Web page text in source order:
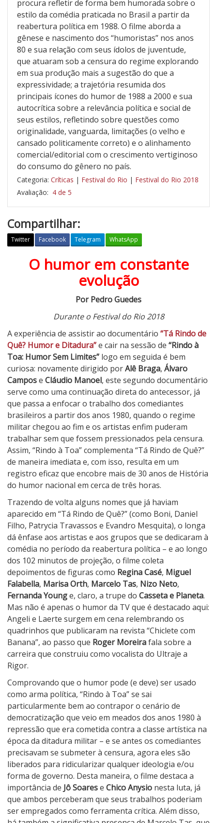
procura refletir de forma bem humorada sobre o
estilo da comédia praticada no Brasil a partir da
reabertura política em 1988. O filme aborda a
gênese e nascimento dos “humoristas” nos anos
80 e sua relação com seus ídolos de juventude,
que atuaram sob a censura do regime explorando
em sua produção mais a sugestão do que a
expressividade; a trajetória resumida dos
principais ícones do humor de 1988 a 2000 e sua
autocrítica sobre a relevância política e social de
seus estilos, refletindo sobre questões como
originalidade, vanguarda, limitações (o velho e
cansado politicamente correto) e o alinhamento
comercial/editorial com o crescimento vertiginoso
do consumo do gênero no país.
Categoria: Críticas | Festival do Rio | Festival do Rio 2018
Avaliação: 4 de 5
Compartilhar:
Twitter Facebook Telegram WhatsApp
T
o
a
–
H
u
m
o
r
S
e
m
L
i
t
e
s
O humor em constante
evolução
Por Pedro Guedes
Durante o Festival do Rio 2018
A experiência de assistir ao documentário “Tá Rindo de
Quê? Humor e Ditadura”e cair na sessão de “Rindo à
Toa: Humor Sem Limites” logo em seguida é bem
curiosa: novamente dirigido porAlê Braga, Álvaro
Campose Cláudio Manoel, este segundo documentário
serve como uma continuação direta do antecessor, já
que passa a enfocar o trabalho dos comediantes
brasileiros a partir dos anos 1980, quando o regime
militar chegou ao fim e os artistas enfim puderam
trabalhar sem que fossem pressionados pela censura.
Assim, “Rindo à Toa” complementa “Tá Rindo de Quê?”
de maneira imediata e, com isso, resulta em um
registro eficaz que encobre mais de 30 anos de História
do humor nacional em cerca de três horas.
Trazendo de volta alguns nomes que já haviam
aparecido em “Tá Rindo de Quê?” (como Boni, Daniel
Filho, Patrycia Travassos e Evandro Mesquita), o longa
dá ênfase aos artistas e aos grupos que se dedicaram à
comédia no período da reabertura política – e ao longo
dos 102 minutos de projeção, o filme coleta
depoimentos de figuras como Regina Casé, Miguel
Falabella, Marisa Orth, Marcelo Tas, Nizo Neto,
Fernanda Younge, claro, a trupe do Casseta e Planeta.
Mas não é apenas o humor da TV que é destacado aqui:
Angeli e Laerte surgem em cena relembrando os
quadrinhos que publicaram na revista “Chiclete com
Banana”, ao passo que Roger Moreirafala sobre a
carreira que construiu como vocalista do Ultraje a
Rigor.
Comprovando que o humor pode (e deve) ser usado
como arma política, “Rindo à Toa” se sai
particularmente bem ao contrapor o cenário de
democratização que veio em meados dos anos 1980 à
repressão que era cometida contra a classe artística na
época da ditadura militar – e se antes os comediantes
precisavam se submeter à censura, agora eles são
liberados para ridicularizar qualquer ideologia e/ou
forma de governo. Desta maneira, o filme destaca a
importância de Jô Soarese Chico Anysio nesta luta, já
que ambos perceberam que seus trabalhos poderiam
ser empregados como ferramenta crítica. Além disso,